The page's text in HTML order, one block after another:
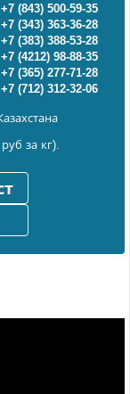
+7 (843) 500-59-35
+7 (343) 363-36-28
+7 (383) 388-53-28
+7 (4212) 98-88-35
+7 (365) 277-71-28
+7 (712) 312-32-06
за кг).